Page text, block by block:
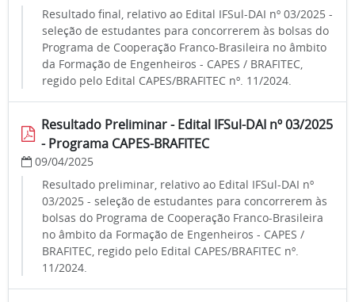
Resultado final, relativo ao Edital IFSul-DAI nº 03/2025 -
seleção de estudantes para concorrerem às bolsas do
Programa de Cooperação Franco-Brasileira no âmbito
da Formação de Engenheiros - CAPES / BRAFITEC,
regido pelo Edital CAPES/BRAFITEC nº. 11/2024.
Resultado Preliminar - Edital IFSul-DAI nº 03/2025
- Programa CAPES-BRAFITEC
09/04/2025
Resultado preliminar, relativo ao Edital IFSul-DAI nº
03/2025 - seleção de estudantes para concorrerem às
bolsas do Programa de Cooperação Franco-Brasileira
no âmbito da Formação de Engenheiros - CAPES /
BRAFITEC, regido pelo Edital CAPES/BRAFITEC nº.
11/2024.